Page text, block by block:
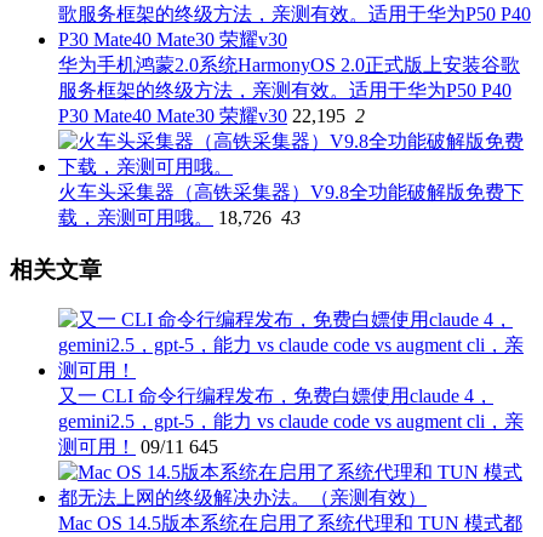
华为手机鸿蒙2.0系统HarmonyOS 2.0正式版上安装谷歌
服务框架的终级方法，亲测有效。适用于华为P50 P40
P30 Mate40 Mate30 荣耀v30 22,195 2
火车头采集器（高铁采集器）V9.8全功能破解版免费下
载，亲测可用哦。
18,726 43
相关文章
又一 CLI 命令行编程发布，免费白嫖使用claude 4，
gemini2.5，gpt-5，能力 vs claude code vs augment cli，亲
测可用！
09/11 645
Mac OS 14.5版本系统在启用了系统代理和 TUN 模式都